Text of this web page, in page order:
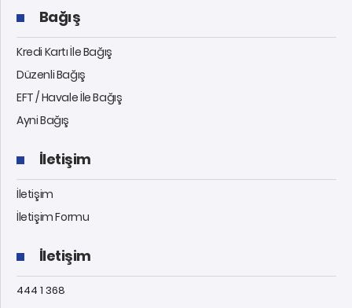
Bağış
Kredi Kartı İle Bağış
Düzenli Bağış
EFT / Havale İle Bağış
Ayni Bağış
İletişim
İletişim
İletişim Formu
İletişim
444 1 368